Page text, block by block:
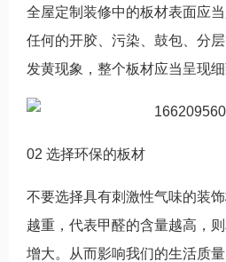
全屋定制装修中的板材表面应
任何的开胶、污染、鼓包、分
发黄现象，整个板材应当呈现
02 选择环保的板材
不要选择具有刺激性气味的装
越重，代表甲醛的含量越高，
增大。从而影响我们的生活质